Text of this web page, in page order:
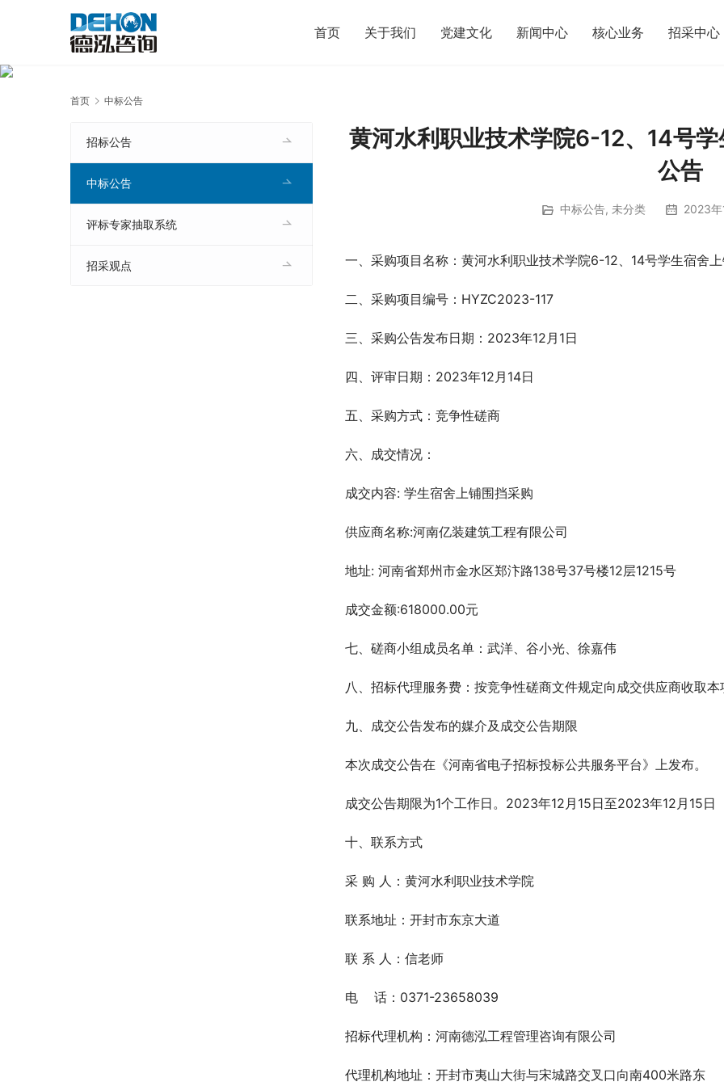
首页 关于我们 党建文化 新闻中心 核心业务 招采中心
首页 中标公告
黄河水利职业技术学院6-12、14号
公告
中标公告, 未分类 2023
一、采购项目名称：黄河水利职业技术学院6-12、14号学生宿舍
二、采购项目编号：HYZC2023-117
三、采购公告发布日期：2023年12月1日
四、评审日期：2023年12月14日
五、采购方式：竞争性磋商
六、成交情况：
成交内容: 学生宿舍上铺围挡采购
供应商名称:河南亿装建筑工程有限公司
地址: 河南省郑州市金水区郑汴路138号37号楼12层1215号
成交金额:618000.00元
七、磋商小组成员名单：武洋、谷小光、徐嘉伟
八、招标代理服务费：按竞争性磋商文件规定向成交供应商收取
九、成交公告发布的媒介及成交公告期限
本次成交公告在《河南省电子招标投标公共服务平台》上发布。
成交公告期限为1个工作日。2023年12月15日至2023年12月15日
十、联系方式
采 购 人：黄河水利职业技术学院
联系地址：开封市东京大道
联 系 人：信老师
电    话：0371-23658039
招标代理机构：河南德泓工程管理咨询有限公司
代理机构地址：开封市夷山大街与宋城路交叉口向南400米路东
招标公告
中标公告
评标专家抽取系统
招采观点